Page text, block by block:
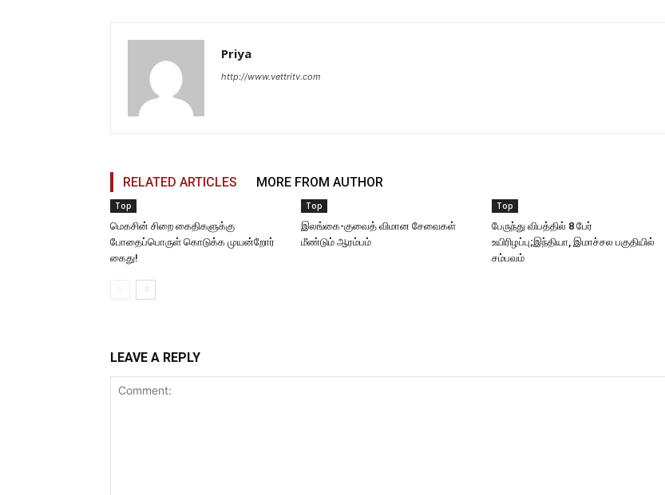
Priya
http://www.vettritv.com
RELATED ARTICLES MORE FROM AUTHOR
Top
மெகசின் சிறை கைதிகளுக்கு
போதைப்பொருள் கொடுக்க முயன்றோர்
கைது!
Top
இலங்கை-குவைத் விமான சேவைகள்
மீண்டும் ஆரம்பம்
Top
பேருந்து விபத்தில் 8 பேர்
உயிரிழப்பு;இந்தியா, இமாச்சல பகுதியில்
சம்பவம்
LEAVE A REPLY